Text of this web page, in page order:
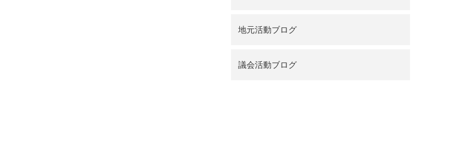
地元活動ブログ
議会活動ブログ